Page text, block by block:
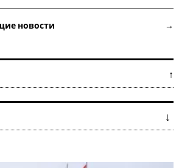
новости →
персон ↑
↓